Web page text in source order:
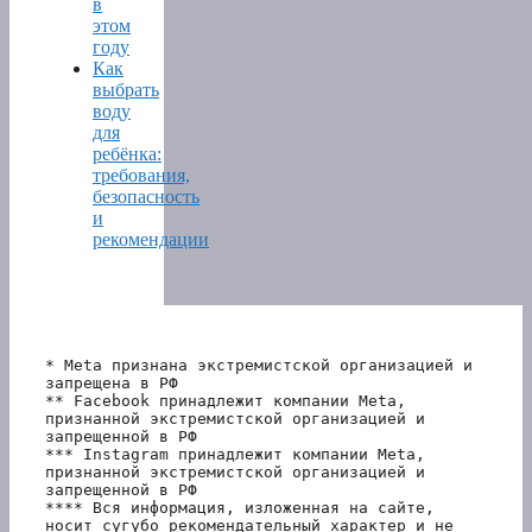
в
этом
году
Как
выбрать
воду
для
ребёнка:
требования,
безопасность
и
рекомендации
* Meta признана экстремистской организацией и
запрещена в РФ
** Facebook принадлежит компании Meta,
признанной экстремистской организацией и
запрещенной в РФ
*** Instagram принадлежит компании Meta,
признанной экстремистской организацией и
запрещенной в РФ
**** Вся информация, изложенная на сайте,
носит сугубо рекомендательный характер и не